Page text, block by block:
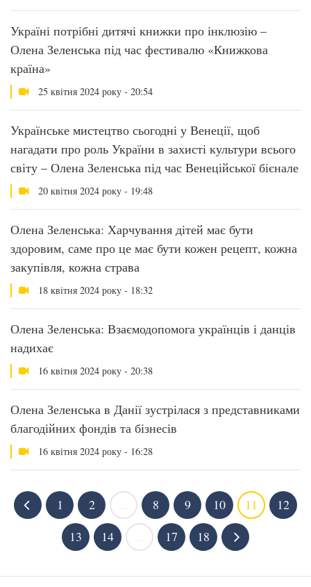
Україні потрібні дитячі книжки про інклюзію –
Олена Зеленська під час фестивалю «Книжкова
країна»
25 квітня 2024 року - 20:54
Українське мистецтво сьогодні у Венеції, щоб
нагадати про роль України в захисті культури всього
світу – Олена Зеленська під час Венеційської бієнале
20 квітня 2024 року - 19:48
Олена Зеленська: Харчування дітей має бути
здоровим, саме про це має бути кожен рецепт, кожна
закупівля, кожна страва
18 квітня 2024 року - 18:32
Олена Зеленська: Взаємодопомога українців і данців
надихає
16 квітня 2024 року - 20:38
Олена Зеленська в Данії зустрілася з представниками
благодійних фондів та бізнесів
16 квітня 2024 року - 16:28
1 2 8 9 10 11
12
13
14 17 18